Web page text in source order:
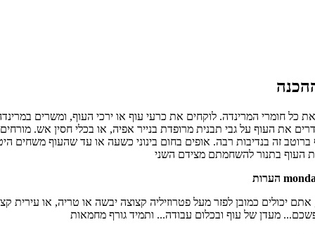
את העוף על גבי תבנית מרופדת בנייר אפיה, או בכלי חסין אש.
ברוטב זה בנדיבות רבה. אופים בחום בינוני כשעה או עד שהעוף משחים
יכולים כמובן לפזר מעל פטרוזיליה קצוצה יבשה או טריה, או עירית